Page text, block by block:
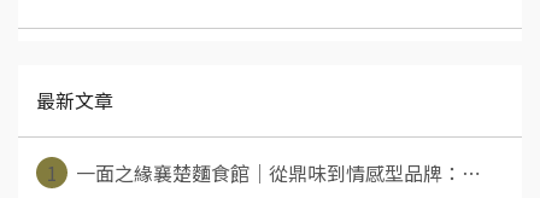
最新文章
1
一面之緣襄楚麵食館｜從鼎味到情感型品牌：⋯